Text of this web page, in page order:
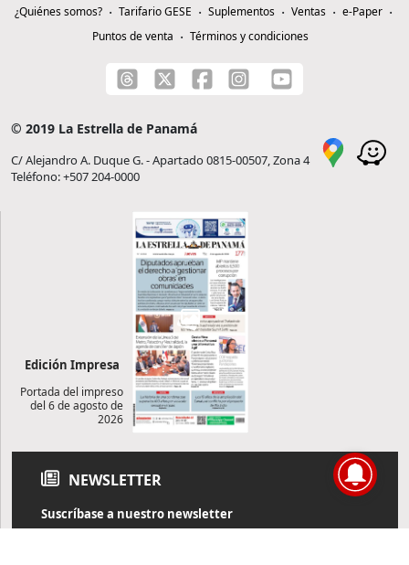
¿Quiénes somos? Tarifario GESE Suplementos Ventas
e-Paper
Puntos de venta
Términos y condiciones
© 2019 La Estrella de Panamá
C/ Alejandro A. Duque G. - Apartado 0815-00507, Zona 4
Teléfono: +507 204-0000
Edición Impresa
Portada del impreso
del 6 de agosto de
2026
NEWSLETTER
Suscríbase a nuestro newsletter
Reciba diariamente información de actualidad directamente en